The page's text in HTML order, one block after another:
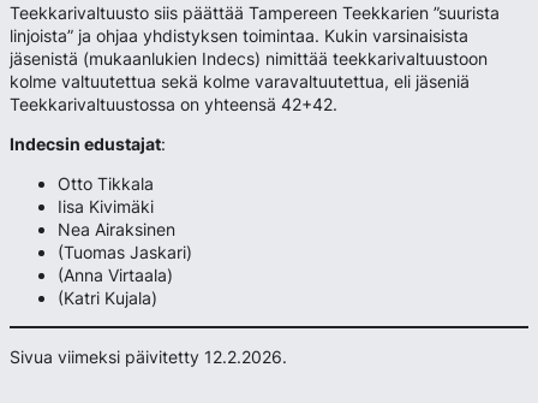
Teekkarivaltuusto siis päättää Tampereen Teekkarien ”suurista
linjoista” ja ohjaa yhdistyksen toimintaa. Kukin varsinaisista
jäsenistä (mukaanlukien Indecs) nimittää teekkarivaltuustoon
kolme valtuutettua sekä kolme varavaltuutettua, eli jäseniä
Teekkarivaltuustossa on yhteensä 42+42.
Indecsin edustajat:
Otto Tikkala
Iisa Kivimäki
Nea Airaksinen
(Tuomas Jaskari)
(Anna Virtaala)
(Katri Kujala)
Sivua viimeksi päivitetty 12.2.2026.